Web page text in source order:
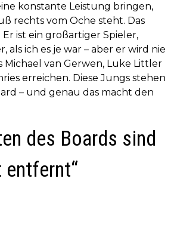
konstante Leistung bringen,
rechts vom Oche steht. Das
ist ein großartiger Spieler,
als ich es je war – aber er wird nie
Michael van Gerwen, Luke Littler
erreichen. Diese Jungs stehen
– und genau das macht den
des Boards sind